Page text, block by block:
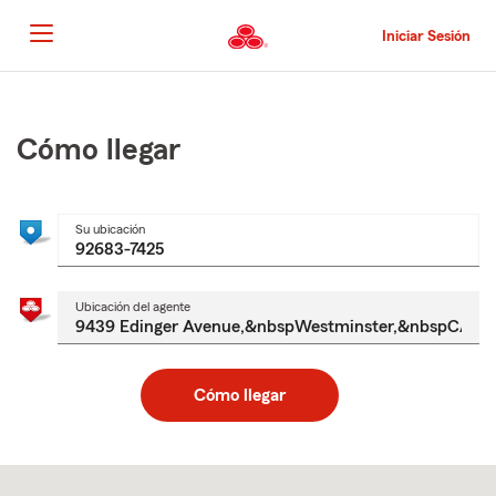
al
contenido
principal
Iniciar Sesión
principal
Cómo llegar
Su ubicación
Ubicación del agente
Cómo llegar
to